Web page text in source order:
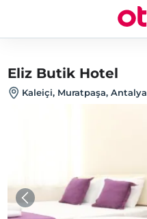
Eliz Butik Hotel
Kaleiçi, Muratpaşa, Antalya